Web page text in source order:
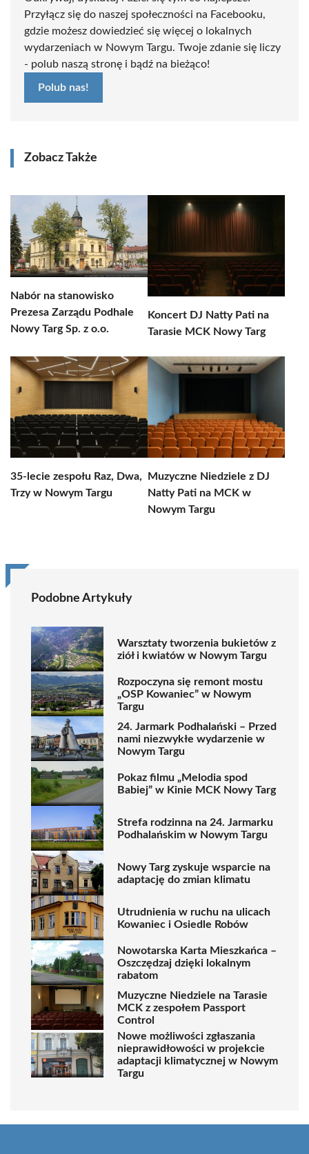
Przyłącz się do naszej społeczności na Facebooku,
gdzie możesz dowiedzieć się więcej o lokalnych
wydarzeniach w Nowym Targu. Twoje zdanie się liczy
- polub naszą stronę i bądź na bieżąco!
Polub nas!
Zobacz Także
Nabór na stanowisko
Prezesa Zarządu Podhale
Nowy Targ Sp. z o.o.
Koncert DJ Natty Pati na
Tarasie MCK Nowy Targ
35-lecie zespołu Raz, Dwa,
Trzy w Nowym Targu
Muzyczne Niedziele z DJ
Natty Pati na MCK w
Nowym Targu
Podobne Artykuły
Warsztaty tworzenia bukietów z
ziół i kwiatów w Nowym Targu
Rozpoczyna się remont mostu
„OSP Kowaniec” w Nowym
Targu
24. Jarmark Podhalański – Przed
nami niezwykłe wydarzenie w
Nowym Targu
Pokaz filmu „Melodia spod
Babiej” w Kinie MCK Nowy Targ
Strefa rodzinna na 24. Jarmarku
Podhalańskim w Nowym Targu
Nowy Targ zyskuje wsparcie na
adaptację do zmian klimatu
Utrudnienia w ruchu na ulicach
Kowaniec i Osiedle Robów
Nowotarska Karta Mieszkańca –
Oszczędzaj dzięki lokalnym
rabatom
Muzyczne Niedziele na Tarasie
MCK z zespołem Passport
Control
Nowe możliwości zgłaszania
nieprawidłowości w projekcie
adaptacji klimatycznej w Nowym
Targu